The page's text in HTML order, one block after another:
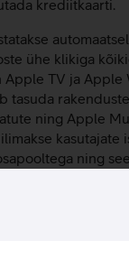
krediitkaarti.
ühe klikiga
Apple TV ja Apple
tasuda
ning Apple
kasutajate
ning